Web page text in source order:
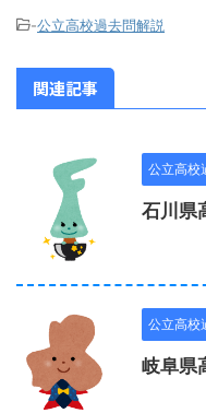
-公立高校過去問解説
関連記事
公立高校
石川県
公立高校
岐阜県